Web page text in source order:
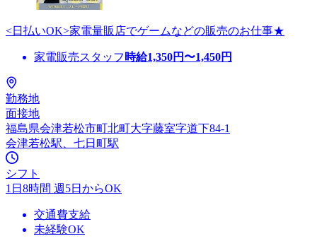
<日払いOK>家電量販店でゲームなどの販売のお仕事★
家電販売スタッフ 時給1,350円〜1,450円
勤務地
面接地
福島県会津若松市町北町大字藤室字道下84-1
会津若松駅、七日町駅
シフト
1日8時間 週5日からOK
交通費支給
未経験OK